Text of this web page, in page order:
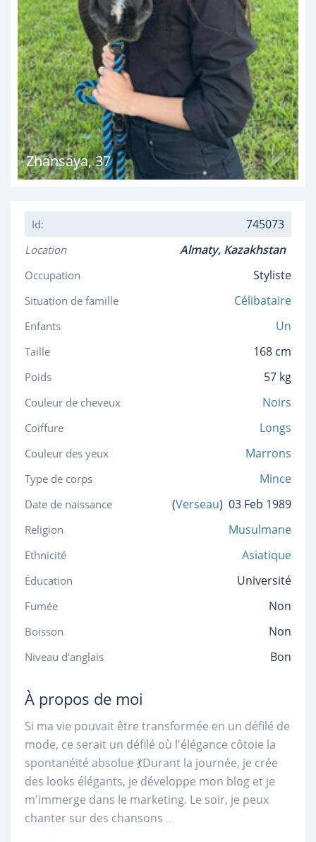
Zhansaya,37
Id: 745073
Location Almaty, Kazakhstan
Occupation Styliste
Situation de famille Célibataire
Enfants Un
Taille 168 cm
Poids 57 kg
Couleur de cheveux Noirs
Coiffure Longs
Couleur des yeux Marrons
Type de corps Mince
Date de naissance (Verseau) 03 Feb 1989
Religion Musulmane
Ethnicité Asiatique
Éducation Université
Fumée Non
Boisson Non
Niveau d'anglais Bon
À propos de moi
Si ma vie pouvait être transformée en un défilé de
mode, ce serait un défilé où l'élégance côtoie la
spontanéité absolue 💃Durant la journée, je crée
des looks élégants, je développe mon blog et je
m'immerge dans le marketing. Le soir, je peux
chanter sur des chansons ...